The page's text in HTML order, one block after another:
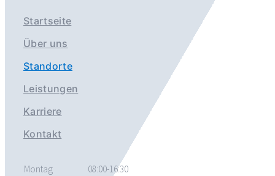
Startseite
Über uns
Standorte
Leistungen
Karriere
Kontakt
Montag
08:00-16:30